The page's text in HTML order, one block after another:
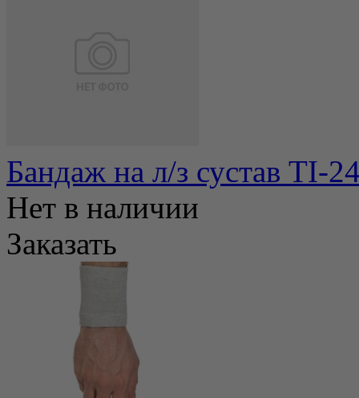
Бандаж на л/з сустав TI-
Нет в наличии
Заказать